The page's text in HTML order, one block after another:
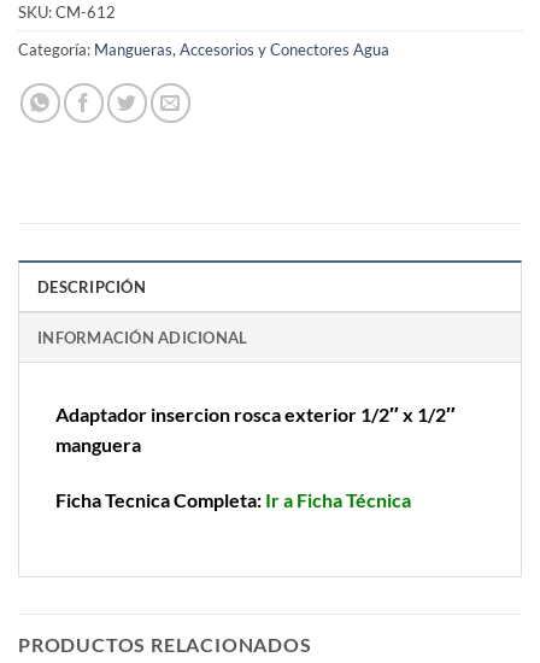
SKU:CM-612
Categoría: Mangueras, Accesorios y Conectores Agua
DESCRIPCIÓN
INFORMACIÓN ADICIONAL
Adaptador insercion rosca exterior 1/2″ x 1/2″
manguera
Ficha Tecnica Completa: Ir a Ficha Técnica
PRODUCTOS RELACIONADOS